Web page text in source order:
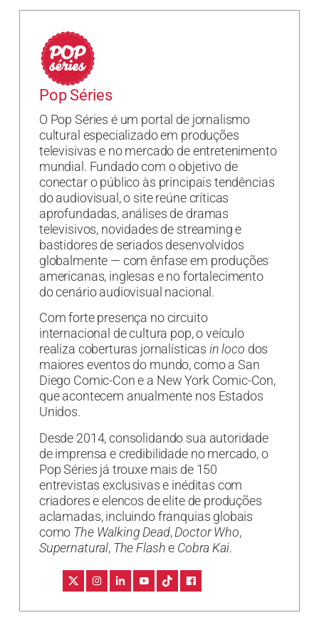
Pop Séries
O Pop Séries é um portal de jornalismo
cultural especializado em produções
televisivas e no mercado de entretenimento
mundial. Fundado com o objetivo de
conectar o público às principais tendências
do audiovisual, o site reúne críticas
aprofundadas, análises de dramas
televisivos, novidades de streaming e
bastidores de seriados desenvolvidos
globalmente — com ênfase em produções
americanas, inglesas e no fortalecimento
do cenário audiovisual nacional.
Com forte presença no circuito
internacional de cultura pop, o veículo
realiza coberturas jornalísticas in loco dos
maiores eventos do mundo, como a San
Diego Comic-Con e a New York Comic-Con,
que acontecem anualmente nos Estados
Unidos.
Desde 2014, consolidando sua autoridade
de imprensa e credibilidade no mercado, o
Pop Séries já trouxe mais de 150
entrevistas exclusivas e inéditas com
criadores e elencos de elite de produções
aclamadas, incluindo franquias globais
como The Walking Dead,Doctor Who,
Supernatural, The Flashe Cobra Kai.